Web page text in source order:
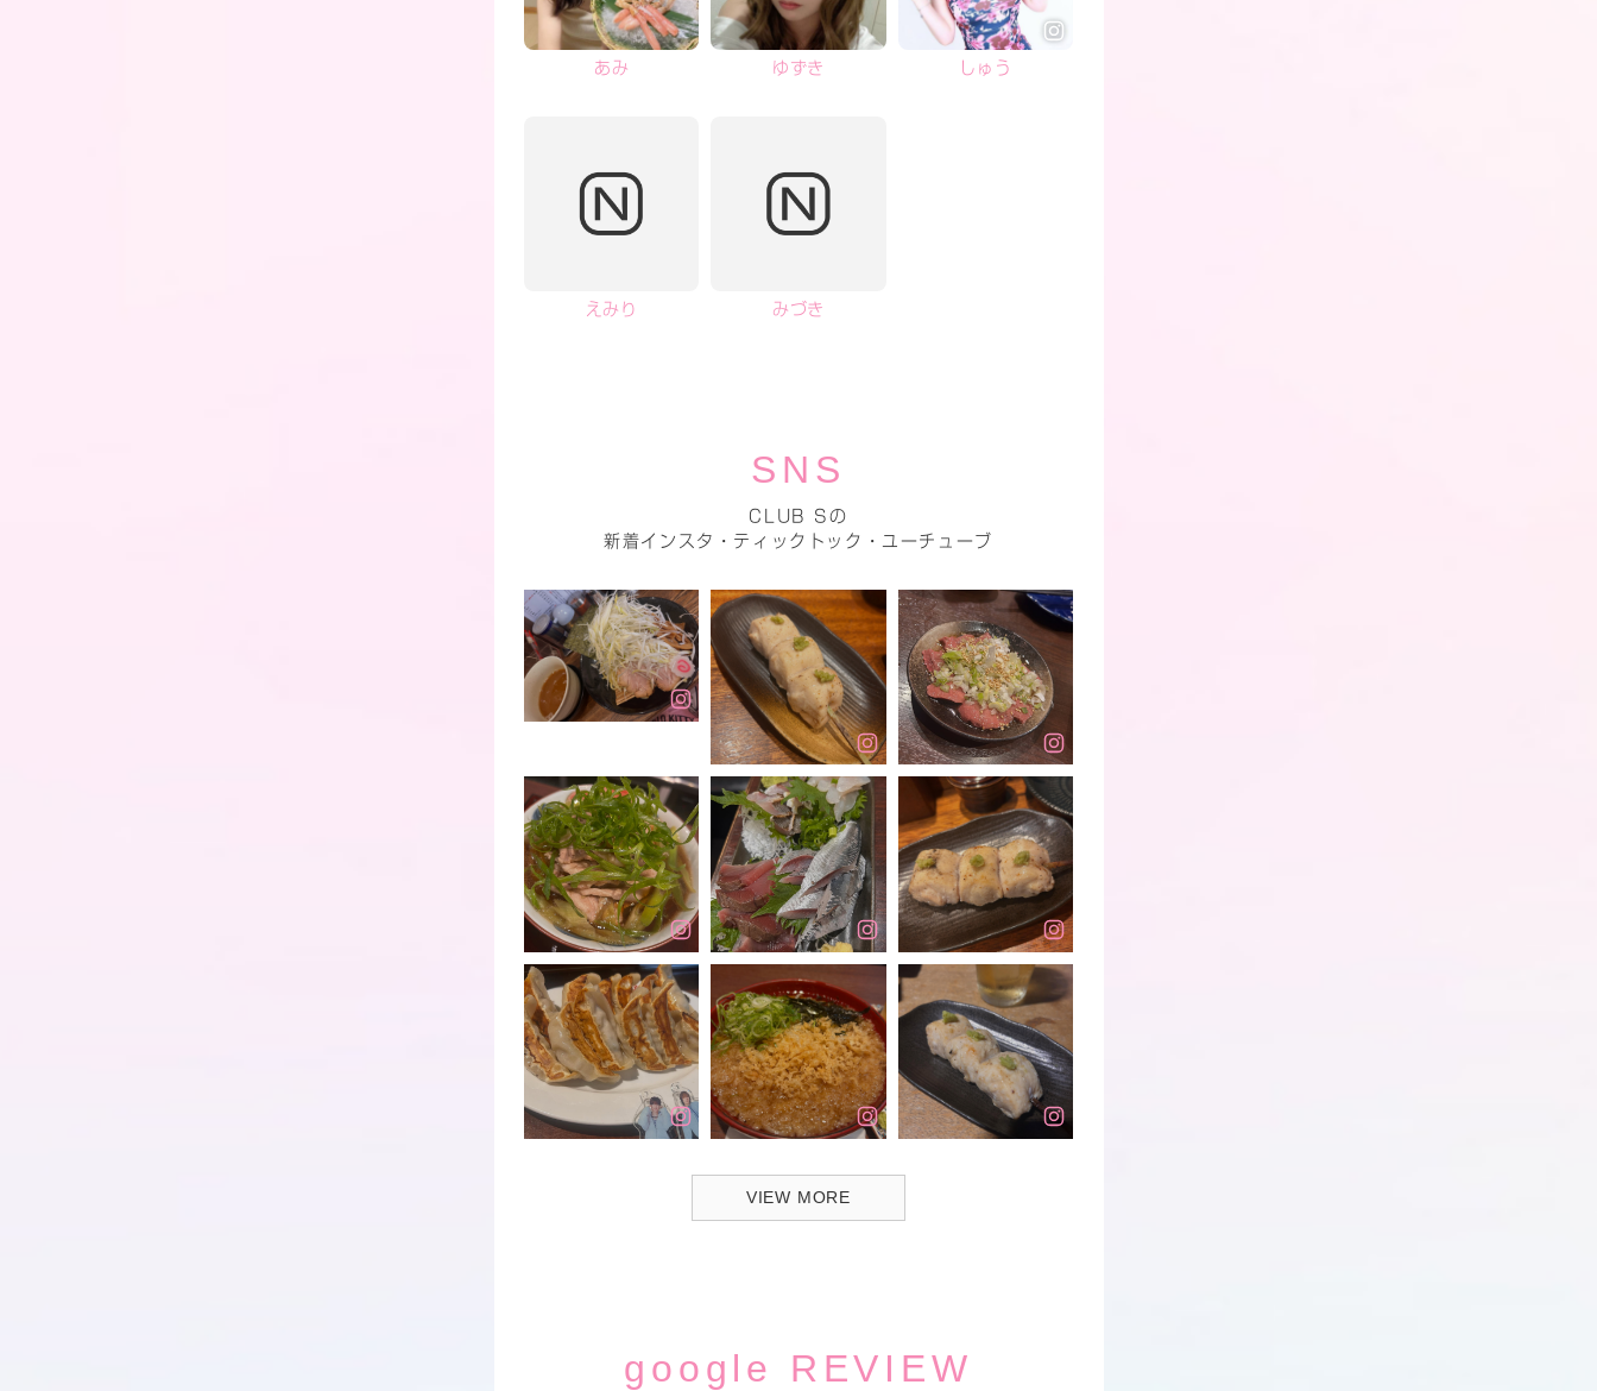
あみ ゆずき しゅう
えみり みづき
SNS
CLUB Sの
新着インスタ・ティックトック・ユーチューブ
VIEW MORE
google REVIEW